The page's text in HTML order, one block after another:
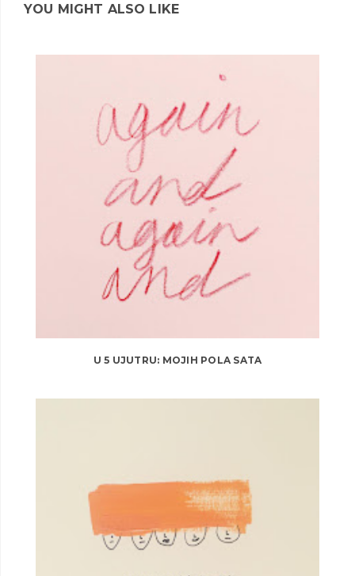
YOU MIGHT ALSO LIKE
U 5 UJUTRU: MOJIH POLA SATA